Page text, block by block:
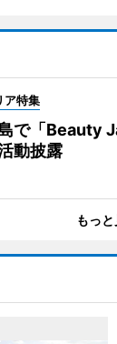
ア特集
で「Beauty
動披露
もっ